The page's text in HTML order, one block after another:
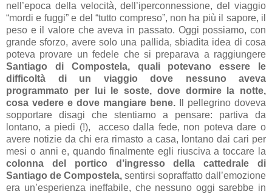
nell’epoca della velocità, dell’iperconnessione, del viaggio
“mordi e fuggi” e del “tutto compreso”, non ha più il sapore, il
peso e il valore che aveva in passato. Oggi possiamo, con
grande sforzo, avere solo una pallida, sbiadita idea di cosa
poteva provare un fedele che si preparava a raggiungere
Santiago di Compostela, quali potevano essere le
difficoltà di un viaggio dove nessuno aveva
programmato per lui le soste, dove dormire la notte,
cosa vedere e dove mangiare bene.
Il pellegrino doveva
sopportare disagi che stentiamo a pensare: partiva da
lontano, a piedi (!), acceso dalla fede, non poteva dare o
avere notizie da chi era rimasto a casa, lontano dai cari per
mesi o anni e, quando finalmente egli riusciva a toccare la
colonna del portico d’ingresso della cattedrale di
Santiago de Compostela, sentirsi sopraffatto dall’emozione
era un’esperienza ineffabile, che nessuno oggi sarebbe in